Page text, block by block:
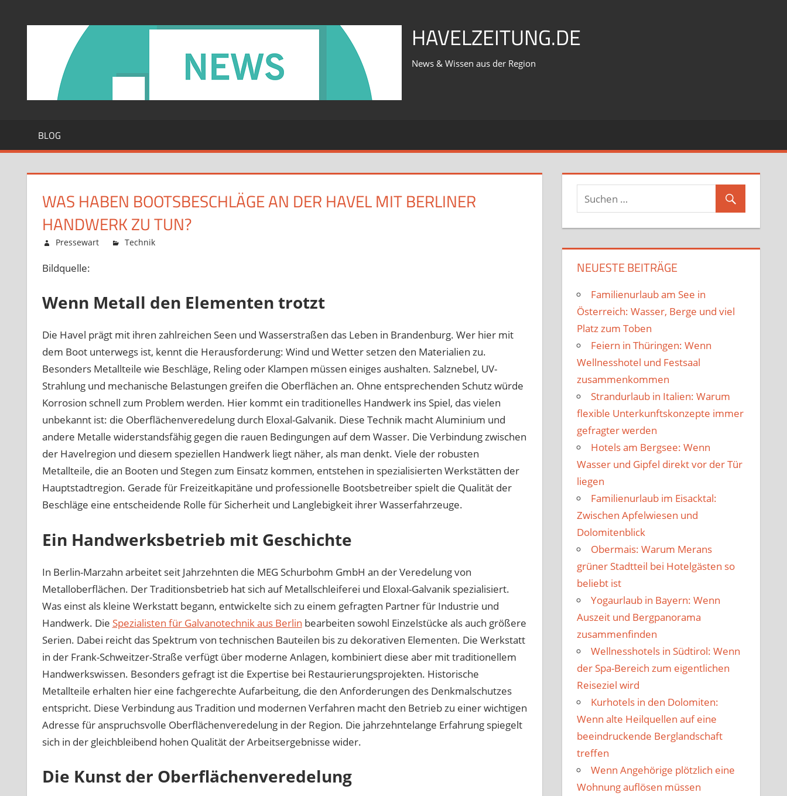
HAVELZEITUNG.DE
News & Wissen aus der Region
BLOG
WAS HABEN BOOTSBESCHLÄGE AN DER HAVEL MIT BERLINER
HANDWERK ZU TUN?
Februar 12, 2026
Pressewart Technik
an
der
mit
Berliner
Handwerk
zu
tun?
Bildquelle:
Wenn Metall den Elementen trotzt
Die Havel prägt mit ihren zahlreichen Seen und Wasserstraßen das Leben in Brandenburg. Wer hier mit
dem Boot unterwegs ist, kennt die Herausforderung: Wind und Wetter setzen den Materialien zu.
Besonders Metallteile wie Beschläge, Reling oder Klampen müssen einiges aushalten. Salznebel, UV-
Strahlung und mechanische Belastungen greifen die Oberflächen an. Ohne entsprechenden Schutz würde
Korrosion schnell zum Problem werden. Hier kommt ein traditionelles Handwerk ins Spiel, das vielen
unbekannt ist: die Oberflächenveredelung durch Eloxal-Galvanik. Diese Technik macht Aluminium und
andere Metalle widerstandsfähig gegen die rauen Bedingungen auf dem Wasser. Die Verbindung zwischen
der Havelregion und diesem speziellen Handwerk liegt näher, als man denkt. Viele der robusten
Metallteile, die an Booten und Stegen zum Einsatz kommen, entstehen in spezialisierten Werkstätten der
Hauptstadtregion. Gerade für Freizeitkapitäne und professionelle Bootsbetreiber spielt die Qualität der
Beschläge eine entscheidende Rolle für Sicherheit und Langlebigkeit ihrer Wasserfahrzeuge.
Ein Handwerksbetrieb mit Geschichte
In Berlin-Marzahn arbeitet seit Jahrzehnten die MEG Schurbohm GmbH an der Veredelung von
Metalloberflächen. Der Traditionsbetrieb hat sich auf Metallschleiferei und Eloxal-Galvanik spezialisiert.
Was einst als kleine Werkstatt begann, entwickelte sich zu einem gefragten Partner für Industrie und
Handwerk. Die Spezialisten für Galvanotechnik aus Berlin bearbeiten sowohl Einzelstücke als auch größere
Serien. Dabei reicht das Spektrum von technischen Bauteilen bis zu dekorativen Elementen. Die Werkstatt
in der Frank-Schweitzer-Straße verfügt über moderne Anlagen, kombiniert diese aber mit traditionellem
Handwerkswissen. Besonders gefragt ist die Expertise bei Restaurierungsprojekten. Historische
Metallteile erhalten hier eine fachgerechte Aufarbeitung, die den Anforderungen des Denkmalschutzes
entspricht. Diese Verbindung aus Tradition und modernen Verfahren macht den Betrieb zu einer wichtigen
Adresse für anspruchsvolle Oberflächenveredelung in der Region. Die jahrzehntelange Erfahrung spiegelt
sich in der gleichbleibend hohen Qualität der Arbeitsergebnisse wider.
Die Kunst der Oberflächenveredelung
NEUESTE BEITRÄGE
Familienurlaub am See in
Österreich: Wasser, Berge und viel
Platz zum Toben
Feiern in Thüringen: Wenn
Wellnesshotel und Festsaal
zusammenkommen
Strandurlaub in Italien: Warum
flexible Unterkunftskonzepte immer
gefragter werden
Hotels am Bergsee: Wenn
Wasser und Gipfel direkt vor der Tür
liegen
Familienurlaub im Eisacktal:
Zwischen Apfelwiesen und
Dolomitenblick
Obermais: Warum Merans
grüner Stadtteil bei Hotelgästen so
beliebt ist
Yogaurlaub in Bayern: Wenn
Auszeit und Bergpanorama
zusammenfinden
Wellnesshotels in Südtirol: Wenn
der Spa-Bereich zum eigentlichen
Reiseziel wird
Kurhotels in den Dolomiten:
Wenn alte Heilquellen auf eine
beeindruckende Berglandschaft
treffen
Wenn Angehörige plötzlich eine
Wohnung auflösen müssen